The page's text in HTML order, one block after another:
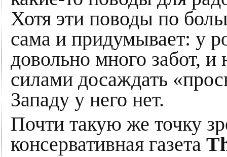
Хотя эти поводы по
сама и придумывает: у
довольно много забот,
силами досаждать
Западу у него нет.
Почти такую же точку
консервативная газета